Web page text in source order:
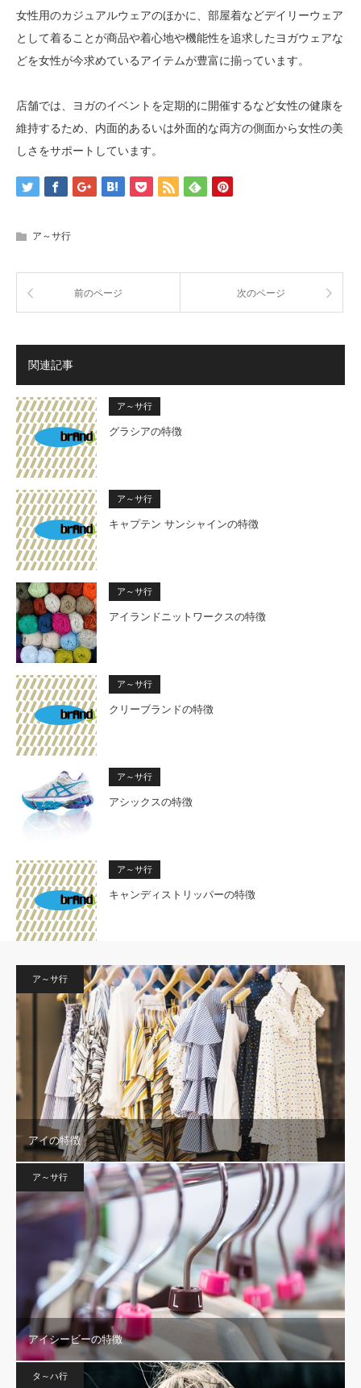
女性用のカジュアルウェアのほかに、部屋着などデイリーウェア
として着ることが商品や着心地や機能性を追求したヨガウェアな
どを女性が今求めているアイテムが豊富に揃っています。
店舗では、ヨガのイベントを定期的に開催するなど女性の健康を
維持するため、内面的あるいは外面的な両方の側面から女性の美
しさをサポートしています。
ア～サ行
前のページ 次のページ
関連記事
ア～サ行
グラシアの特徴
ア～サ行
キャプテン サンシャインの特徴
ア～サ行
アイランドニットワークスの特徴
ア～サ行
クリーブランドの特徴
ア～サ行
アシックスの特徴
ア～サ行
キャンディストリッパーの特徴
ア～サ行
アイの特徴
ア～サ行
アイシービーの特徴
タ～ハ行